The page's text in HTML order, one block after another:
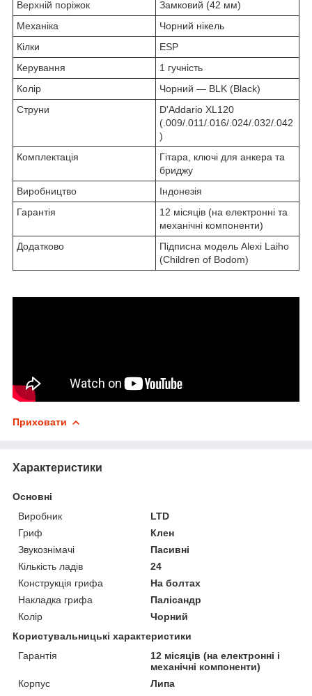
Верхній поріжок
Замковий (42 мм)
Механіка
Чорний нікель
Кілки
ESP
Керування
1 гучність
Колір
Чорний — BLK (Black)
Струни
D'Addario XL120
(.009/.011/.016/.024/.032/.042
)
Комплектація
Гітара, ключі для анкера та
бриджу
Виробництво
Індонезія
Гарантія
12 місяців (на електронні та
механічні компоненти)
Додатково
Підписна модель Alexi Laiho
(Children of Bodom)
Приховати
Характеристики
Основні
Виробник
LTD
Гриф
Клен
Звукознімачі
Пасивні
Кількість ладів
24
Конструкція грифа
На болтах
Накладка грифа
Палісандр
Колір
Чорний
Користувальницькі характеристики
Гарантія
12 місяців (на електронні і
механічні компоненти)
Корпус
Липа